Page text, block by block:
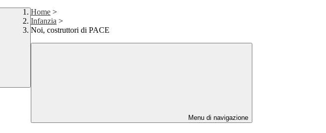
Home >
Infanzia >
Noi, costruttori di PACE
Menu di navigazione